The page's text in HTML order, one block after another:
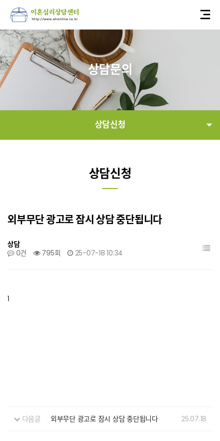
상담문의
상담신청
전화상담예약
방문상담예약
상담신청
외부무단 광고로 잠시 상담 중단됩니다
상담
0건
795회 25-07-18 10:34
1
다음글 외부무단 광고로 잠시 상담 중단됩니다 25.07.18